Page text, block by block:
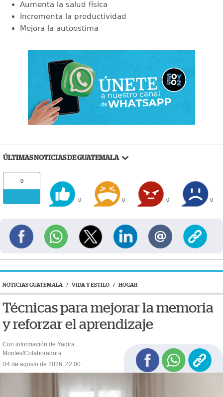
Aumenta la salud física
Incrementa la productividad
Mejora la autoestima
ÚLTIMAS NOTICIAS DE GUATEMALA
0
0 0 0 0
NOTICIAS GUATEMALA / VIDA Y ESTILO / HOGAR
Técnicas para mejorar la memoria
y reforzar el aprendizaje
Con información de Yadira
Montes/Colaboradora
04 de agosto de 2026, 22:00